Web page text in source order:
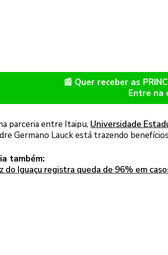
📰 Quer receber as
Entre na
parceria entre Itaipu, Universidade
Germano Lauck está trazendo
também:
do Iguaçu registra queda de 96% em